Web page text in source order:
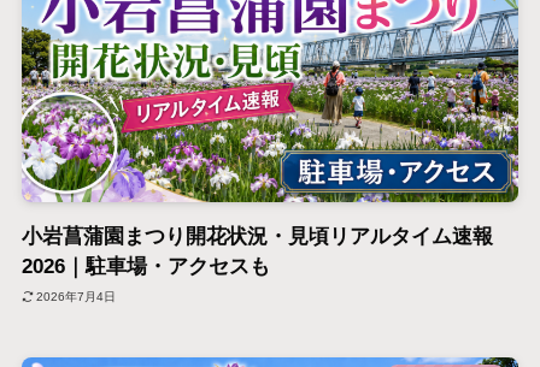
小岩菖蒲園まつり開花状況・見頃リアルタイム速報
2026｜駐車場・アクセスも
2026年7月4日